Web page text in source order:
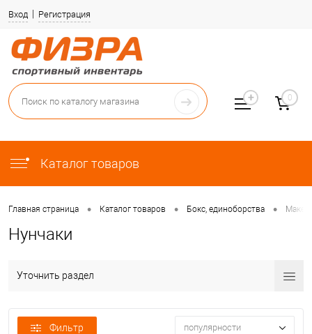
Вход Регистрация
Каталог товаров
0
Главная страница • Каталог товаров • Бокс, единоборства •
Нунчаки
Уточнить раздел
Фильтр популярности